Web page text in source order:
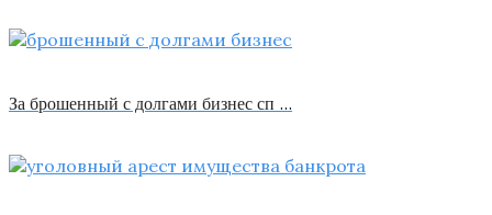
За брошенный с долгами бизнес сп …